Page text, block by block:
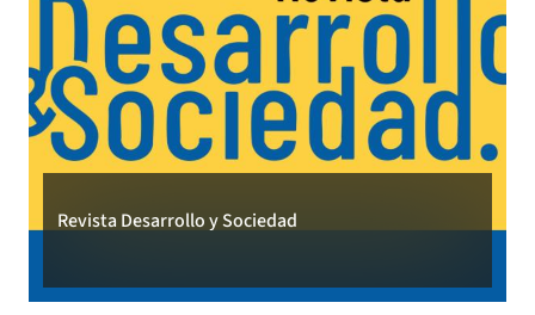
Revista Desarrollo y Sociedad